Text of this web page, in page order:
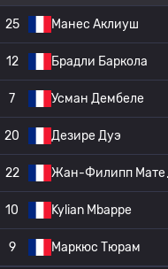
25 Манес Аклиуш
12 Брадли Баркола
7 Усман Дембеле
20 Дезире Дуэ
22 Жан-Филипп Мате
10 Kylian Mbappe
9 Маркюс Тюрам